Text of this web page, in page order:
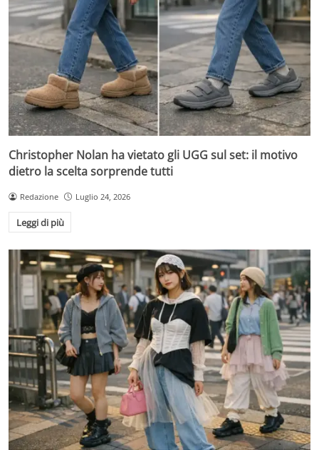
Christopher Nolan ha vietato gli UGG sul set: il motivo
dietro la scelta sorprende tutti
Redazione Luglio 24, 2026
Leggi di più